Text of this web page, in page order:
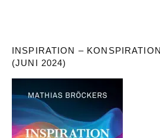
INSPIRATION –
(JUNI 2024)